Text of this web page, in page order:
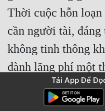
Thời cuộc hỗn
cần người tài,
không tinh thông
Tải App Để